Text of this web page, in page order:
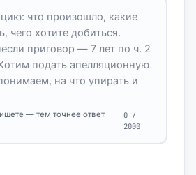
— тем точнее ответ
0 /
2000